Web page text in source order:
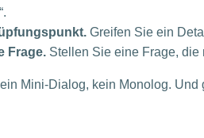
Greifen Sie ein
Frage.Stellen Sie eine Frage, die
Mini-Dialog, kein Monolog.